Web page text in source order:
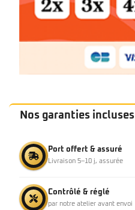
Nos garanties incluses
Port offert & assuré
Livraison 5–10 j, assurée
Contrôlé & réglé
par notre atelier avant envoi